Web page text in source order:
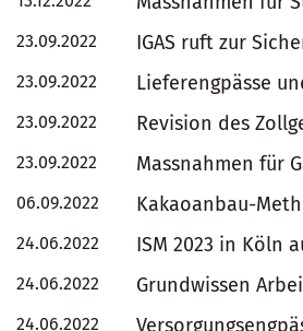
23.09.2022 IGAS ruft zur
23.09.2022 Lieferengpässe
23.09.2022 Revision des
23.09.2022 Massnahmen für
06.09.2022 Kakaoanbau-
24.06.2022 ISM 2023 in Köln
24.06.2022 Grundwissen
24.06.2022